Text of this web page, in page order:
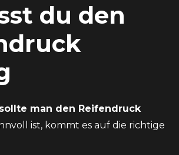
du den
man den Reifendruck
ist, kommt es auf die richtige